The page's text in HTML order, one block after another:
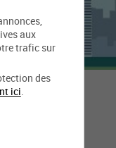
aux
trafic sur
des
ici.